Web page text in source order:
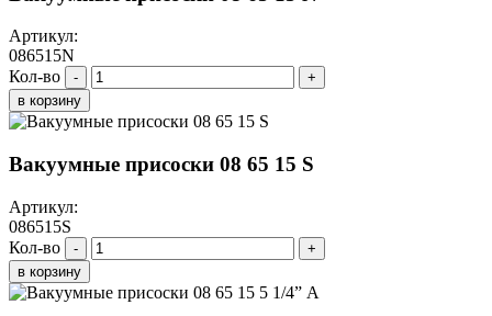
Артикул:
086515N
Кол-во
-
+
в корзину
Вакуумные присоски 08 65 15 S
Артикул:
086515S
Кол-во
-
+
в корзину